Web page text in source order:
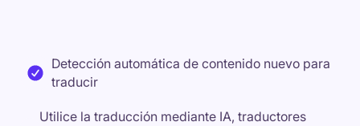
Detección automática de contenido nuevo para
traducir
Utilice la traducción mediante IA, traductores